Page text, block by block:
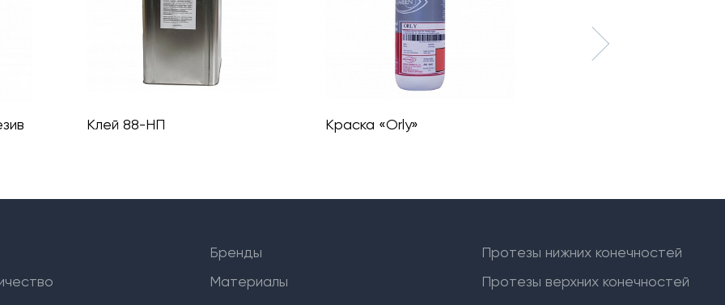
Клей 88-НП Краска «Orly»
Бренды
Материалы
Протезы нижних конечностей
Протезы верхних конечностей